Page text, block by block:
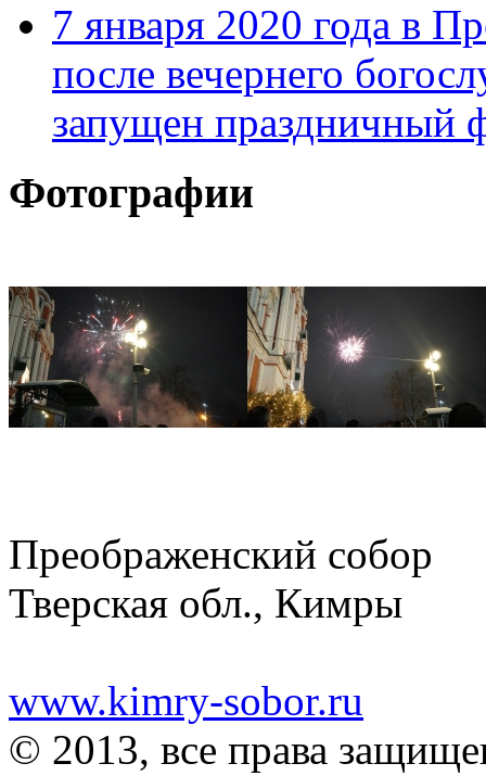
7 января 2020 года в
после вечернего
запущен праздничный
Фотографии
Преображенский собор
Тверская обл., Кимры
www.kimry-sobor.ru
© 2013, все права